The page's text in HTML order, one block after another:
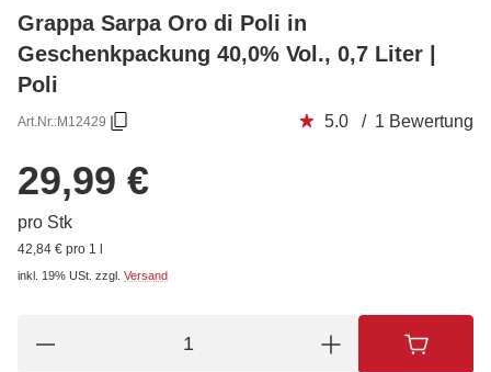
Grappa Sarpa Oro di Poli in
Geschenkpackung 40,0% Vol., 0,7 Liter |
Poli
Art.Nr.:M12429 5.0 / 1 Bewertung
29,99 €
pro Stk
42,84 € pro 1 l
inkl. 19% USt. zzgl. Versand